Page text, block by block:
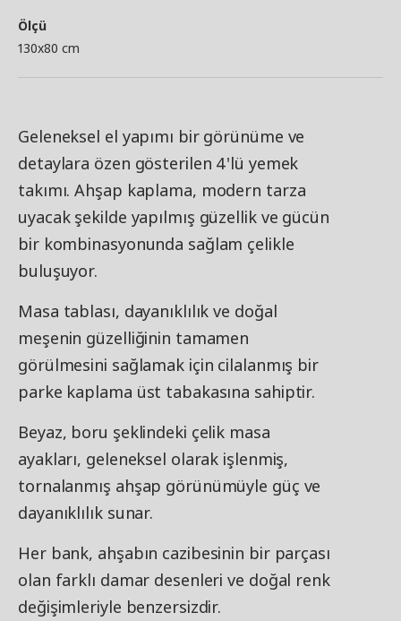
Ölçü
130x80 cm
Geleneksel el yapımı bir görünüme ve
detaylara özen gösterilen 4'lü yemek
takımı. Ahşap kaplama, modern tarza
uyacak şekilde yapılmış güzellik ve gücün
bir kombinasyonunda sağlam çelikle
buluşuyor.
Masa tablası, dayanıklılık ve doğal
meşenin güzelliğinin tamamen
görülmesini sağlamak için cilalanmış bir
parke kaplama üst tabakasına sahiptir.
Beyaz, boru şeklindeki çelik masa
ayakları, geleneksel olarak işlenmiş,
tornalanmış ahşap görünümüyle güç ve
dayanıklılık sunar.
Her bank, ahşabın cazibesinin bir parçası
olan farklı damar desenleri ve doğal renk
değişimleriyle benzersizdir.